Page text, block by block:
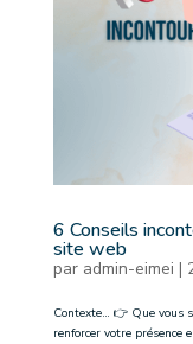
6 Conseils
site web
par admin-eimei |
Contexte… 👉 Que vous
renforcer votre